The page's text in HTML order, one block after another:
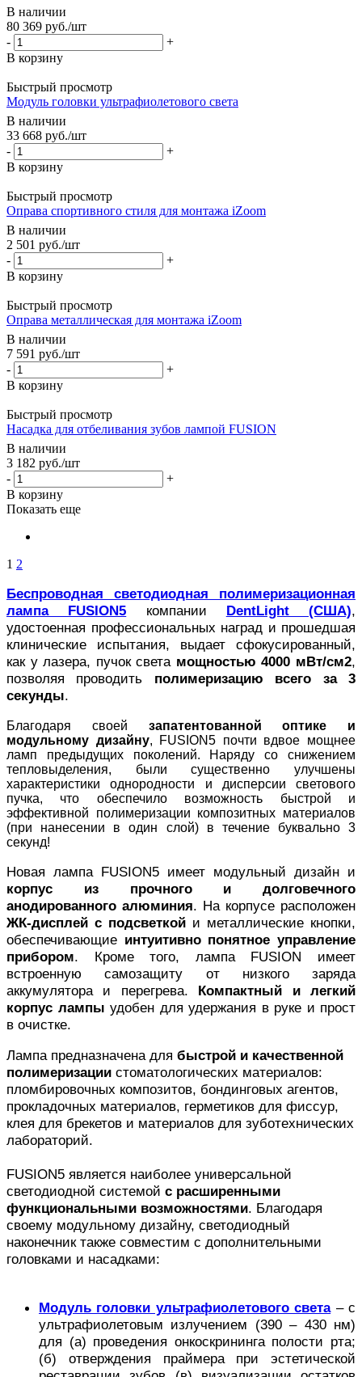
В наличии
80 369 руб./шт
-
+
В корзину
Быстрый просмотр
Модуль головки ультрафиолетового света
В наличии
33 668 руб./шт
-
+
В корзину
Быстрый просмотр
Оправа спортивного стиля для монтажа iZoom
В наличии
2 501 руб./шт
-
+
В корзину
Быстрый просмотр
Оправа металлическая для монтажа iZoom
В наличии
7 591 руб./шт
-
+
В корзину
Быстрый просмотр
Насадка для отбеливания зубов лампой FUSION
В наличии
3 182 руб./шт
-
+
В корзину
Показать еще
1 2
Беспроводная светодиодная полимеризационная
лампа FUSION5 компании DentLight (США),
удостоенная профессиональных наград и прошедшая
клинические испытания, выдает сфокусированный,
как у лазера, пучок света мощностью 4000 мВт/см2,
позволяя проводить полимеризацию всего за 3
секунды.
Благодаря своей запатентованной оптике и
модульному дизайну, FUSION5 почти вдвое мощнее
ламп предыдущих поколений. Наряду со снижением
тепловыделения, были существенно улучшены
характеристики однородности и дисперсии светового
пучка, что обеспечило возможность быстрой и
эффективной полимеризации композитных материалов
(при нанесении в один слой) в течение буквально 3
секунд!
Новая лампа FUSION5 имеет модульный дизайн и
корпус из прочного и долговечного
анодированного алюминия. На корпусе расположен
ЖК-дисплей с подсветкой и металлические кнопки,
обеспечивающие интуитивно понятное управление
прибором. Кроме того, лампа FUSION имеет
встроенную самозащиту от низкого заряда
аккумулятора и перегрева. Компактный и легкий
корпус лампы удобен для удержания в руке и прост
в очистке.
Лампа предназначена для быстрой и качественной
полимеризации стоматологических материалов:
пломбировочных композитов, бондинговых агентов,
прокладочных материалов, герметиков для фиссур,
клея для брекетов и материалов для зуботехнических
лабораторий.
FUSION5 является наиболее универсальной
светодиодной системой с расширенными
функциональными возможностями. Благодаря
своему модульному дизайну, светодиодный
наконечник также совместим с дополнительными
головками и насадками:
Модуль головки ультрафиолетового света– с
ультрафиолетовым излучением (390 – 430 нм)
для (a) проведения онкоскрининга полости рта;
(б) отверждения праймера при эстетической